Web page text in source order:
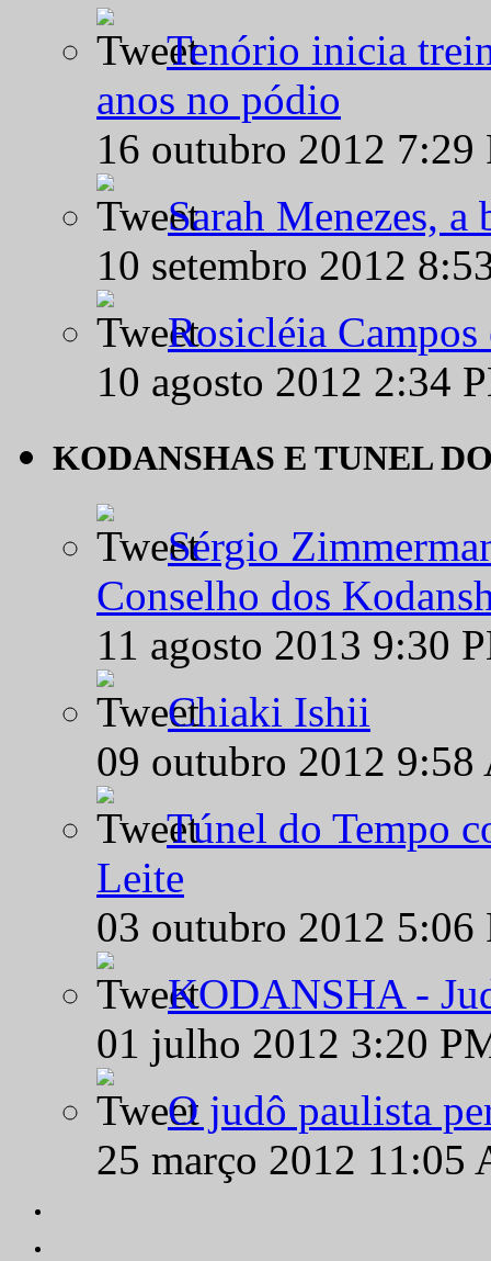
Tenório inicia
anos no pódio
16 outubro 2012
Sarah Menezes,
10 setembro 2012
Rosicléia
10 agosto 2012 2:34
KODANSHAS E TUNEL
Sérgio
Conselho dos
11 agosto 2013 9:30
Chiaki Ishii
09 outubro 2012
Túnel do Tempo
Leite
03 outubro 2012
KODANSHA -
01 julho 2012 3:20
O judô paulista
25 março 2012